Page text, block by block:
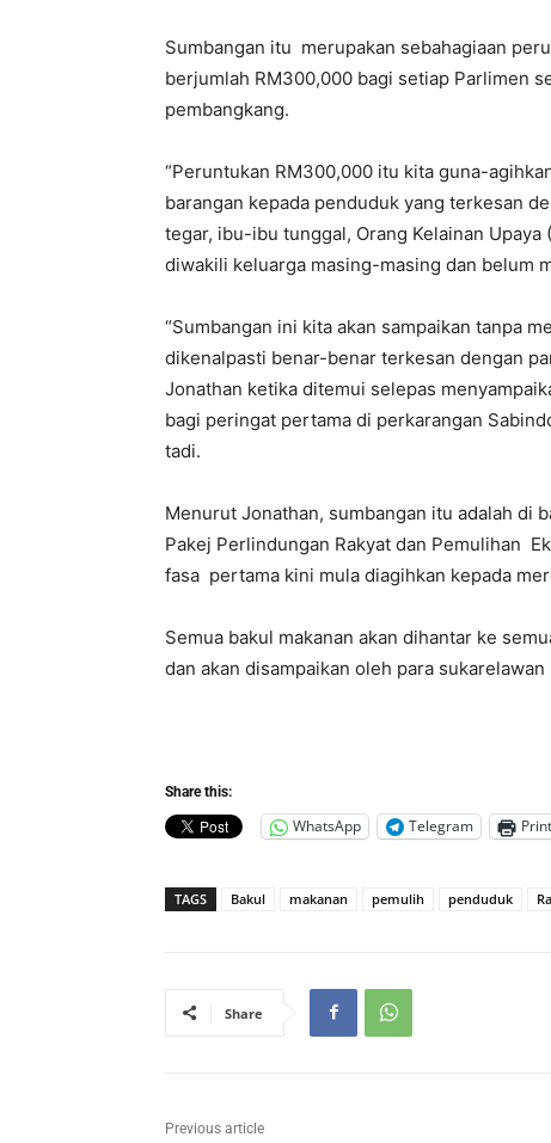
Sumbangan itu merupakan sebahagiaan
berjumlah RM300,000 bagi setiap Parlimen
pembangkang.
“Peruntukan RM300,000 itu kita guna-
barangan kepada penduduk yang terkesan
tegar, ibu-ibu tunggal, Orang Kelainan Upaya
diwakili keluarga masing-masing dan belum
“Sumbangan ini kita akan sampaikan tanpa
dikenalpasti benar-benar terkesan dengan
Jonathan ketika ditemui selepas
bagi peringat pertama di perkarangan
tadi.
Menurut Jonathan, sumbangan itu adalah di
Pakej Perlindungan Rakyat dan Pemulihan
fasa pertama kini mula diagihkan kepada
Semua bakul makanan akan dihantar ke
dan akan disampaikan oleh para
Share this:
WhatsApp Telegram Print
TAGS Bakul makanan pemulih penduduk
Share
Previous article